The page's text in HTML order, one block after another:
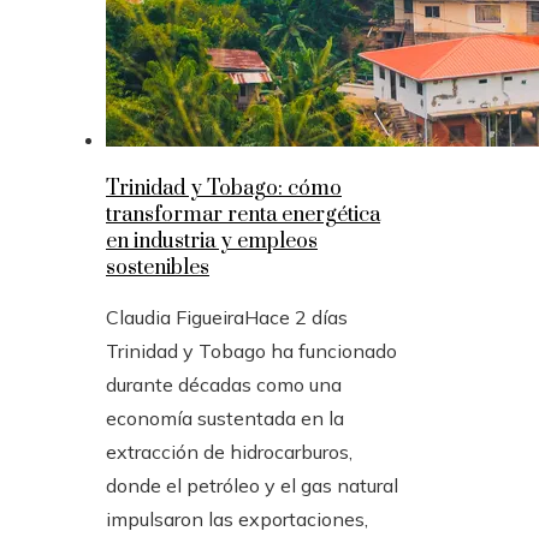
Trinidad y Tobago: cómo
transformar renta energética
en industria y empleos
sostenibles
Claudia FigueiraHace 2 días
Trinidad y Tobago ha funcionado
durante décadas como una
economía sustentada en la
extracción de hidrocarburos,
donde el petróleo y el gas natural
impulsaron las exportaciones,